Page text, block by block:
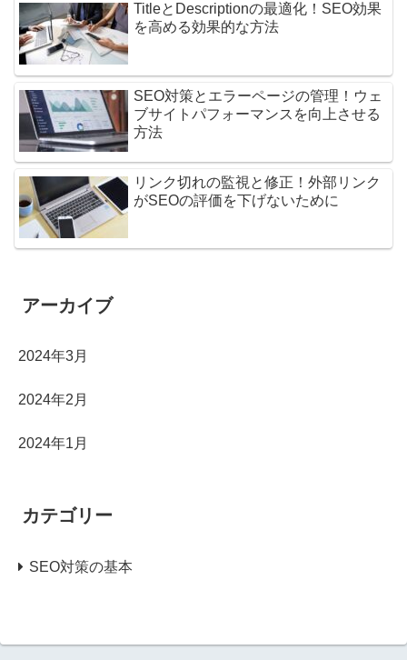
TitleとDescriptionの最適化！SEO効果
を高める効果的な方法
SEO対策とエラーページの管理！ウェ
ブサイトパフォーマンスを向上させる
方法
リンク切れの監視と修正！外部リンク
がSEOの評価を下げないために
アーカイブ
2024年3月
2024年2月
2024年1月
カテゴリー
SEO対策の基本